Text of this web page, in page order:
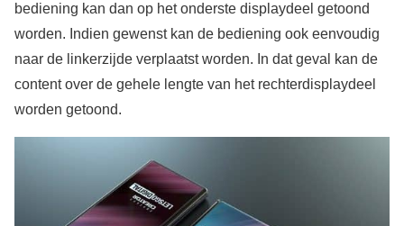
bediening kan dan op het onderste displaydeel getoond
worden. Indien gewenst kan de bediening ook eenvoudig
naar de linkerzijde verplaatst worden. In dat geval kan de
content over de gehele lengte van het rechterdisplaydeel
worden getoond.